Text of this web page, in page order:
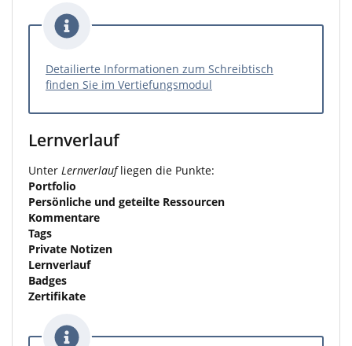
Detailierte Informationen zum Schreibtisch
finden Sie im Vertiefungsmodul
Lernverlauf
Unter Lernverlaufliegen die Punkte:
Portfolio
Persönliche und geteilte Ressourcen
Kommentare
Tags
Private Notizen
Lernverlauf
Badges
Zertifikate